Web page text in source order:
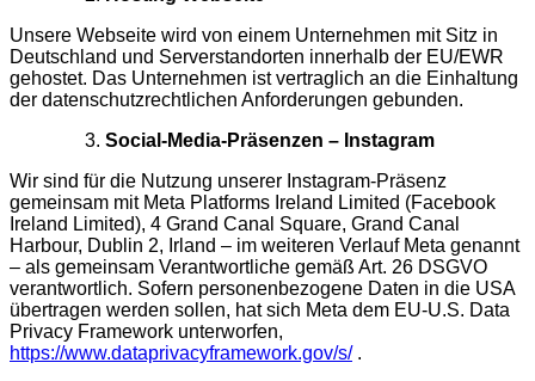
Unsere Webseite wird von einem Unternehmen mit Sitz in
Deutschland und Serverstandorten innerhalb der EU/EWR
gehostet. Das Unternehmen ist vertraglich an die Einhaltung
der datenschutzrechtlichen Anforderungen gebunden.
Social-Media-Präsenzen – Instagram
Wir sind für die Nutzung unserer Instagram-Präsenz
gemeinsam mit Meta Platforms Ireland Limited (Facebook
Ireland Limited), 4 Grand Canal Square, Grand Canal
Harbour, Dublin 2, Irland – im weiteren Verlauf Meta genannt
– als gemeinsam Verantwortliche gemäß Art. 26 DSGVO
verantwortlich. Sofern personenbezogene Daten in die USA
übertragen werden sollen, hat sich Meta dem EU-U.S. Data
Privacy Framework unterworfen,
https://www.dataprivacyframework.gov/s/.